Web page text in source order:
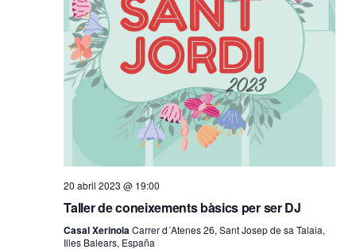
20 abril 2023 @ 19:00
Taller de coneixements bàsics per ser DJ
Casal XerinolaCarrer d´Atenes 26, Sant Josep de sa Talaia,
Illes Balears, España